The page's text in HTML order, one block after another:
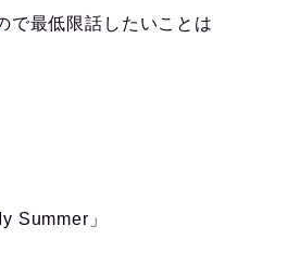
で最低限話したいことは
Summer」